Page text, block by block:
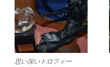
思い深いトロフィー